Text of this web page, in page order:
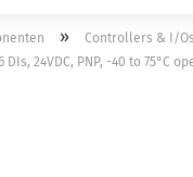
» Controllers & I/Os
24VDC, PNP, -40 to 75°C